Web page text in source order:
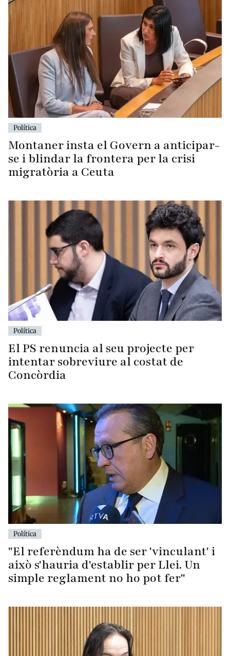
Política
Montaner insta el Govern a anticipar-
se i blindar la frontera per la crisi
migratòria a Ceuta
Política
El PS renuncia al seu projecte per
intentar sobreviure al costat de
Concòrdia
Política
"El referèndum ha de ser 'vinculant' i
això s'hauria d'establir per Llei. Un
simple reglament no ho pot fer"